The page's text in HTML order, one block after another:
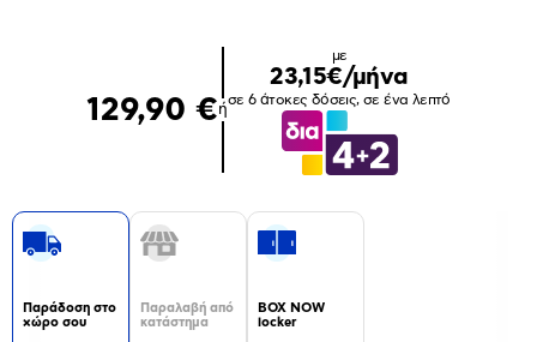
129,90 €ή
με
23,15€/μήνα
σε 6 άτοκες δόσεις, σε ένα λεπτό
Παράδοση στο
χώρο σου
Παραλαβή από
κατάστημα
BOX NOW
locker